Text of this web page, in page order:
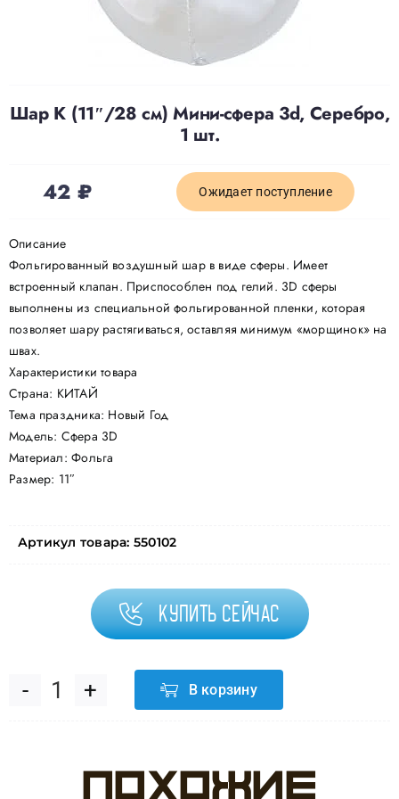
О нас
Политика конфиденциальности
Шар К (11″/28 см) Мини-сфера 3d, Серебро,
1 шт.
42 ₽ Ожидает поступление
Описание
Фольгированный воздушный шар в виде сферы. Имеет
встроенный клапан. Приспособлен под гелий. 3D сферы
выполнены из специальной фольгированной пленки, которая
позволяет шару растягиваться, оставляя минимум «морщинок» на
швах.
Характеристики товара
Страна: КИТАЙ
Тема праздника: Новый Год
Модель: Сфера 3D
Материал: Фольга
Размер: 11″
Артикул товара: 550102
Купить сейчас
Количество
Шар
В корзину
Похожие